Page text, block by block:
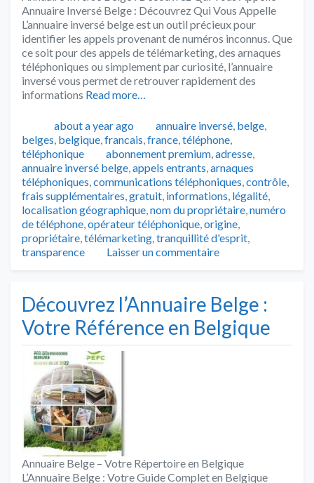
Annuaire Inversé Belge : Découvrez Qui Vous Appelle
L’annuaire inversé belge est un outil précieux pour
identifier les appels provenant de numéros inconnus. Que
ce soit pour des appels de télémarketing, des arnaques
téléphoniques ou simplement par curiosité, l’annuaire
inversé vous permet de retrouver rapidement des
informations Read more…
Publié
about a year ago Catégories
annuaire inversé, belge,
belges, belgique,francais,france,téléphone,
téléphonique
Tags
abonnement premium,adresse,
annuaire inversé belge,appels entrants,arnaques
téléphoniques,communications téléphoniques,contrôle,
frais supplémentaires,gratuit, informations, légalité,
localisation géographique,nom du propriétaire,numéro
de téléphone,opérateur téléphonique,origine,
propriétaire,télémarketing,tranquillité d'esprit,
transparence
Laisser un commentaire
Découvrez l’Annuaire Belge :
Votre Référence en Belgique
Annuaire Belge – Votre Répertoire en Belgique
L’Annuaire Belge : Votre Guide Complet en Belgique